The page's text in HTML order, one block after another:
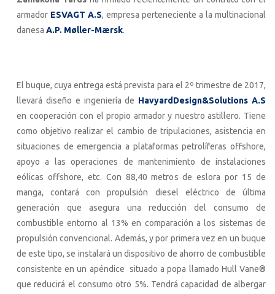
armador ESVAGT A.S, empresa perteneciente a la multinacional
danesa A.P. Møller-Mærsk.
El buque, cuya entrega está prevista para el 2º trimestre de 2017,
llevará diseño e ingeniería de HavyardDesign&Solutions A.S
en cooperación con el propio armador y nuestro astillero. Tiene
como objetivo realizar el cambio de tripulaciones, asistencia en
situaciones de emergencia a plataformas petrolíferas offshore,
apoyo a las operaciones de mantenimiento de instalaciones
eólicas offshore, etc. Con 88,40 metros de eslora por 15 de
manga, contará con propulsión diesel eléctrico de última
generación que asegura una reducción del consumo de
combustible entorno al 13% en comparación a los sistemas de
propulsión convencional. Además, y por primera vez en un buque
de este tipo, se instalará un dispositivo de ahorro de combustible
consistente en un apéndice situado a popa llamado Hull Vane®
que reducirá el consumo otro 5%. Tendrá capacidad de albergar